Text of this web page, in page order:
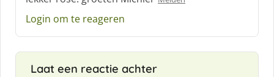
Login om te reageren
Laat een reactie achter